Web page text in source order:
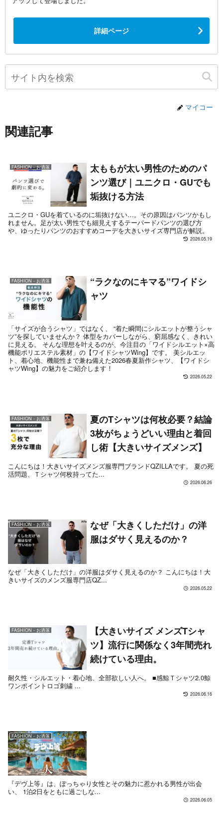
詳細ページ
マイコー
関連記事
FASHION - お洒落
太ももが太い男性のためのパ
ンツ選び｜ユニクロ・GUでも
垢抜ける方法
ユニクロ・GUを着ているのに垢抜けない…。その原因はパンツかもし
れません。足が太い男性でも細見えするテーパードパンツの選び方
や、ゆったりパンツのおすすめコーデを大きいサイズ専門店が解説。
2026.05.19
FASHION - お洒落
“ラクなのにキマる”ワイドシ
ャツ
「サイズが合うシャツ」ではなく、 “着た瞬間にシルエットが整うシャ
ツ”を探していませんか？ 体型をカバーしながら、窮屈感なく、きれい
に見える。 そんな理想を叶えるのが、今注目の「ワイドシルエット×高
機能ポリエステル素材」の【ワイドシャツWing】です。 美シルエッ
ト、着心地、機能性まで兼ね備えた2026春夏新作シャツ、【ワイドシ
ャツWing】の魅力をご紹介します！
2026.05.22
FASHION - お洒落
夏のTシャツは何枚必要？結論
3枚がちょうどいい理由と着回
し術【大きいサイズメンズ】
こんにちは！大きいサイズメンズ服専門ブランドQZILLAです。 夏の死
活問題、Ｔシャツ何枚持ってた...
2026.06.26
FASHION - お洒落
なぜ「大きくしただけ」の洋
服はダサく見えるのか？
なぜ「大きくしただけ」の洋服はダサく見えるのか？ こんにちは！大
きいサイズのメンズ服専門店QZ...
2026.05.22
FASHION - お洒落
【大きいサイズ メンズTシャ
ツ】流行に関係なく3年間売れ
続けている理由。
耐久性・シルエット・着心地、全部欲しい人へ。 ■感鯨Ｔシャツ2.0鯨
ワンポイントロゴ刺繍 ...
2026.06.16
FASHION - お洒落
『デヴ上等』は、ぽっちゃり女性とその魅力に惹かれる男性が出会
い、 1泊2日をともに過ごしな...
2026.06.05